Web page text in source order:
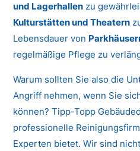
und Lagerhallen zu
Kulturstätten und Theatern
Lebensdauer von
regelmäßige Pflege zu
Warum sollten Sie also die
Angriff nehmen, wenn Sie
können? Tipp-Topp
professionelle
Experten bietet. Wir sind